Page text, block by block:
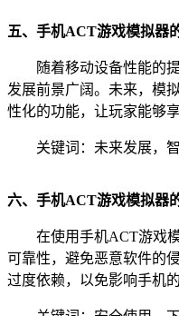
五、手机ACT游戏模拟器
随着移动设备性能的
发展前景广阔。未来，模
性化的功能，让玩家能够
关键词：未来发展，
六、手机ACT游戏模拟器
在使用手机ACT游戏
可靠性，避免恶意软件的
过度依赖，以免影响手机